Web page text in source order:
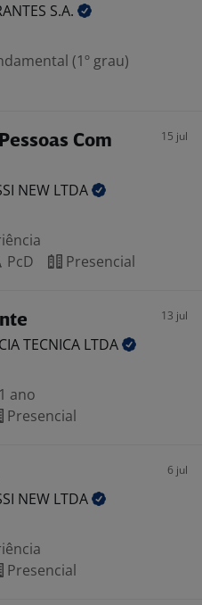
S.A.
(1º grau)
Com
15 jul
NEW LTDA
PcD Presencial
13 jul
TECNICA LTDA
ano
Presencial
6 jul
NEW LTDA
Presencial